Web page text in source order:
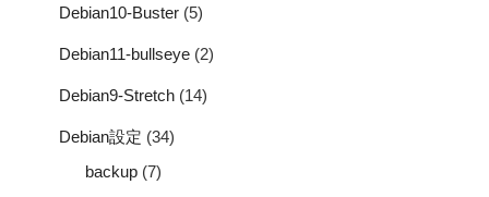
Debian10-Buster (5)
Debian11-bullseye (2)
Debian9-Stretch (14)
Debian設定 (34)
backup (7)